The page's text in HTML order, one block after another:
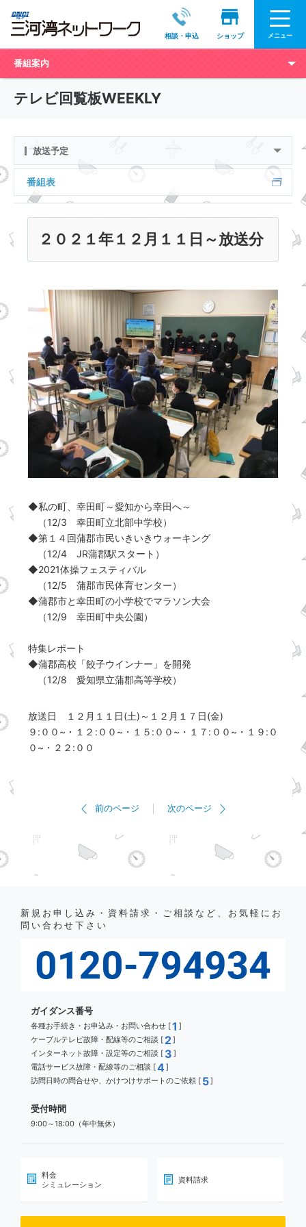
相談・申込 ショップ メニュー
番組案内
テレビ回覧板WEEKLY
放送予定
番組表
２０２１年１２月１１日～放送分
◆私の町、幸田町～愛知から幸田へ～
（12/3 幸田町立北部中学校）
◆第１４回蒲郡市民いきいきウォーキング
（12/4 JR蒲郡駅スタート）
◆2021体操フェスティバル
（12/5 蒲郡市民体育センター）
◆蒲郡市と幸田町の小学校でマラソン大会
（12/9 幸田町中央公園）
特集レポート
◆蒲郡高校「餃子ウインナー」を開発
（12/8 愛知県立蒲郡高等学校）
放送日 １２月１１日(土)～１２月１７日(金)
９:００~・１２:００~・１５:００~・１７:００~・１９:０
０~・２２:００
前のページ 次のページ
新規お申し込み・資料請求・ご相談など、お気軽にお
問い合わせ下さい
ガイダンス番号
各種お手続き・お申込み・お問い合わせ [1 ]
ケーブルテレビ故障・配線等のご相談 [ 2]
インターネット故障・設定等のご相談 [ 3 ]
電話サービス故障・配線等のご相談 [4]
訪問日時の問合せや、かけつけサポートのご依頼 [ 5]
受付時間
9:00～18:00（年中無休）
料金
シミュレーション
資料請求